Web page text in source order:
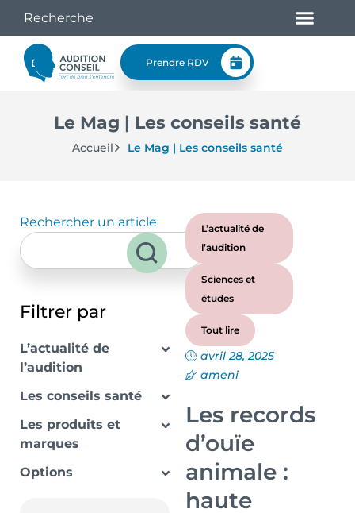
Prendre RDV
Le Mag | Les conseils santé
Accueil Le Mag | Les conseils santé
Rechercher un article
Filtrer par
L’actualité de
l’audition
Les conseils santé
Les produits et
marques
Options
L’actualité de
l’audition
Sciences et
études
Tout lire
avril 28, 2025
ameni
Les records
d’ouïe
animale :
haute